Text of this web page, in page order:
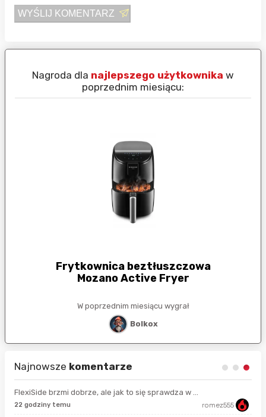
WYŚLIJ KOMENTARZ
Nagroda dla najlepszego użytkownika w
poprzednim miesiącu:
Frytkownica beztłuszczowa
Mozano Active Fryer
W poprzednim miesiącu wygrał
Bolkox
Najnowsze komentarze
FlexiSide brzmi dobrze, ale jak to się sprawdza w ...
22 godziny temu romez555